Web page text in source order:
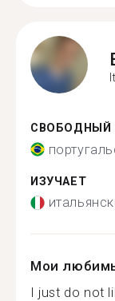
СВОБОДНЫЙ
ИЗУЧАЕТ
Мои
I just do not